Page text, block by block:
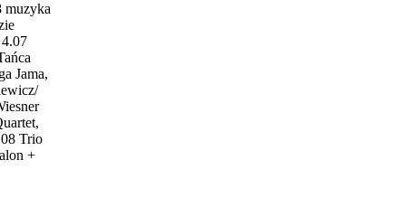
muzyka
Jama,
Trio
+